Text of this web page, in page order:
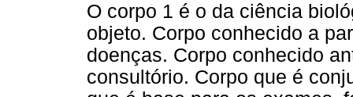
O corpo 1 é o da ciência
objeto. Corpo conhecido a
doenças. Corpo conhecido
consultório. Corpo que é